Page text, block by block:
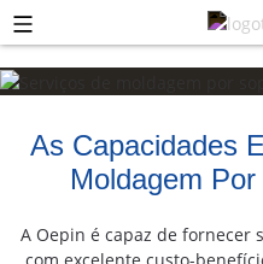
As Capacidades
Moldagem
A Oepin é capaz de fornecer